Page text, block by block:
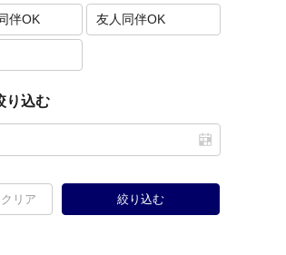
伴OK 友人同伴OK
り込む
リア 絞り込む